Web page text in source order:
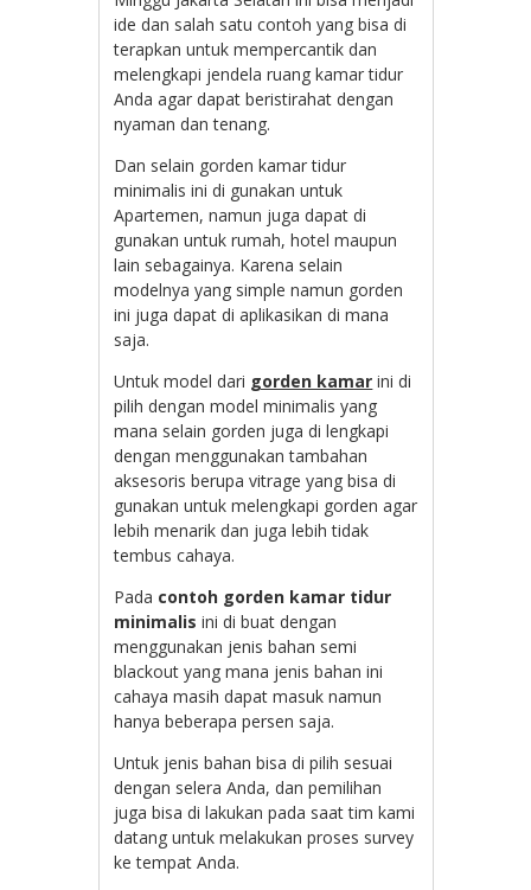
ide dan salah satu contoh yang bisa di
terapkan untuk mempercantik dan
melengkapi jendela ruang kamar tidur
Anda agar dapat beristirahat dengan
nyaman dan tenang.
Dan selain gorden kamar tidur
minimalis ini di gunakan untuk
Apartemen, namun juga dapat di
gunakan untuk rumah, hotel maupun
lain sebagainya. Karena selain
modelnya yang simple namun gorden
ini juga dapat di aplikasikan di mana
saja.
Untuk model dari gorden kamar ini di
pilih dengan model minimalis yang
mana selain gorden juga di lengkapi
dengan menggunakan tambahan
aksesoris berupa vitrage yang bisa di
gunakan untuk melengkapi gorden agar
lebih menarik dan juga lebih tidak
tembus cahaya.
Pada contoh gorden kamar tidur
minimalis ini di buat dengan
menggunakan jenis bahan semi
blackout yang mana jenis bahan ini
cahaya masih dapat masuk namun
hanya beberapa persen saja.
Untuk jenis bahan bisa di pilih sesuai
dengan selera Anda, dan pemilihan
juga bisa di lakukan pada saat tim kami
datang untuk melakukan proses survey
ke tempat Anda.